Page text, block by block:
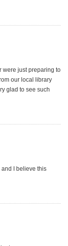
were just preparing to
our local library
glad to see such
I believe this